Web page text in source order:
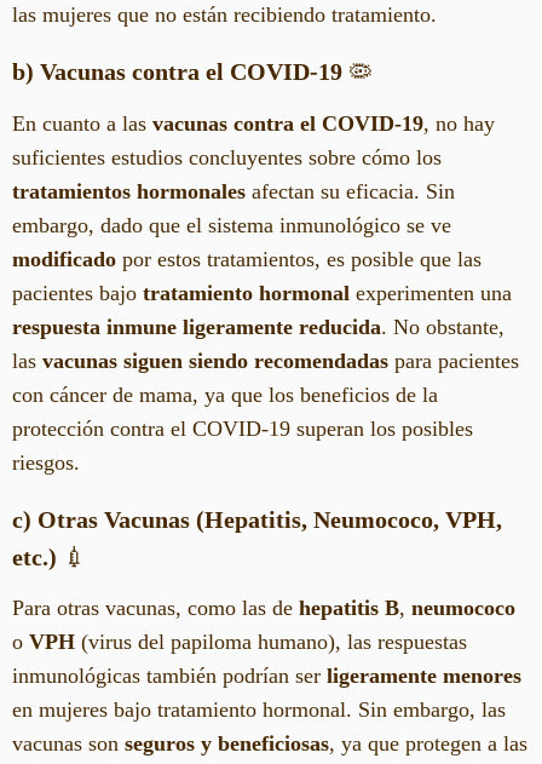
las mujeres que no están recibiendo tratamiento.
b) Vacunas contra el COVID-19 🦠
En cuanto a las vacunas contra el COVID-19, no hay
suficientes estudios concluyentes sobre cómo los
tratamientos hormonales afectan su eficacia. Sin
embargo, dado que el sistema inmunológico se ve
modificado por estos tratamientos, es posible que las
pacientes bajo tratamiento hormonal experimenten una
respuesta inmune ligeramente reducida. No obstante,
las vacunas siguen siendo recomendadas para pacientes
con cáncer de mama, ya que los beneficios de la
protección contra el COVID-19 superan los posibles
riesgos.
c) Otras Vacunas (Hepatitis, Neumococo, VPH,
etc.) 💉
Para otras vacunas, como las de hepatitis B, neumococo
o VPH (virus del papiloma humano), las respuestas
inmunológicas también podrían ser ligeramente menores
en mujeres bajo tratamiento hormonal. Sin embargo, las
vacunas son seguros y beneficiosas, ya que protegen a las